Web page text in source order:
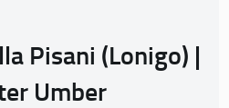
Pisani (Lonigo) |
Umber